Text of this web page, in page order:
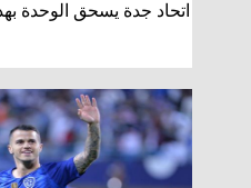
اتحاد جدة يسحق الوحدة